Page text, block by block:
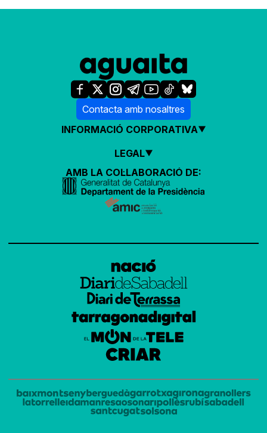
Contacta amb nosaltres
INFORMACIÓ CORPORATIVA
LEGAL
AMB LA COL·LABORACIÓ DE: